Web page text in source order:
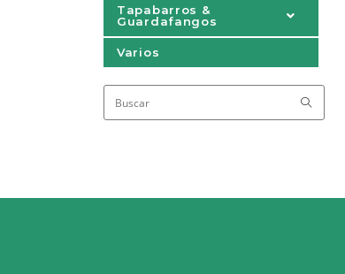
Tapabarros &
Guardafangos
Varios